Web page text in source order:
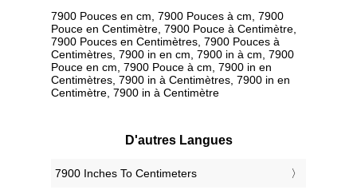
7900 Pouces en cm, 7900 Pouces à cm, 7900
Pouce en Centimètre, 7900 Pouce à Centimètre,
7900 Pouces en Centimètres, 7900 Pouces à
Centimètres, 7900 in en cm, 7900 in à cm, 7900
Pouce en cm, 7900 Pouce à cm, 7900 in en
Centimètres, 7900 in à Centimètres, 7900 in en
Centimètre, 7900 in à Centimètre
D'autres Langues
‎7900 Inches To Centimeters